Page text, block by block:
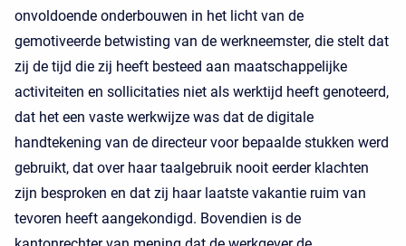
onvoldoende onderbouwen in het licht van de
gemotiveerde betwisting van de werkneemster, die stelt dat
zij de tijd die zij heeft besteed aan maatschappelijke
activiteiten en sollicitaties niet als werktijd heeft genoteerd,
dat het een vaste werkwijze was dat de digitale
handtekening van de directeur voor bepaalde stukken werd
gebruikt, dat over haar taalgebruik nooit eerder klachten
zijn besproken en dat zij haar laatste vakantie ruim van
tevoren heeft aangekondigd. Bovendien is de